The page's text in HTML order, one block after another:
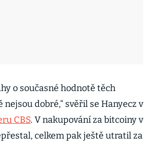
o současné hodnotě těch
dobré,“ svěřil se Hanyecz v
CBS. V nakupování za bitcoiny v
celkem pak ještě utratil za